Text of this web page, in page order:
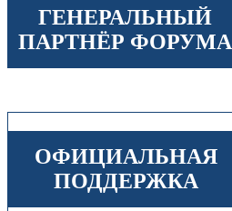
ГЕНЕРАЛЬНЫЙ
ПАРТНЁР ФОРУМА
ОФИЦИАЛЬНАЯ
ПОДДЕРЖКА